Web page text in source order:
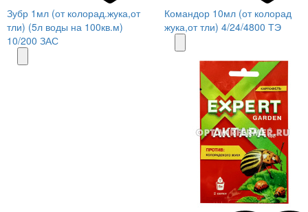
Зубр 1мл (от колорад.жука,от
тли) (5л воды на 100кв.м)
10/200 ЗАС
Командор 10мл (от колорад
жука,от тли) 4/24/4800 ТЭ